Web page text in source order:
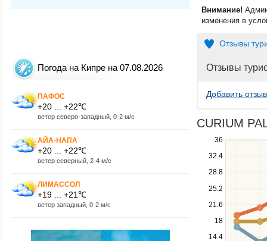
Погода на Кипре на 07.08.2026
ПАФОС
+20 ... +22℃
ветер северо-западный, 0-2 м/с
АЙА-НАПА
+20 ... +22℃
ветер северный, 2-4 м/с
ЛИМАССОЛ
+19 ... +21℃
ветер западный, 0-2 м/с
Внимание!
изменения в
Отзывы
Отзывы
Добавить отзыв
CURIUM
14.4
18
21.6
25.2
28.8
32.4
36
Use
the
and
down
to
navigate
between